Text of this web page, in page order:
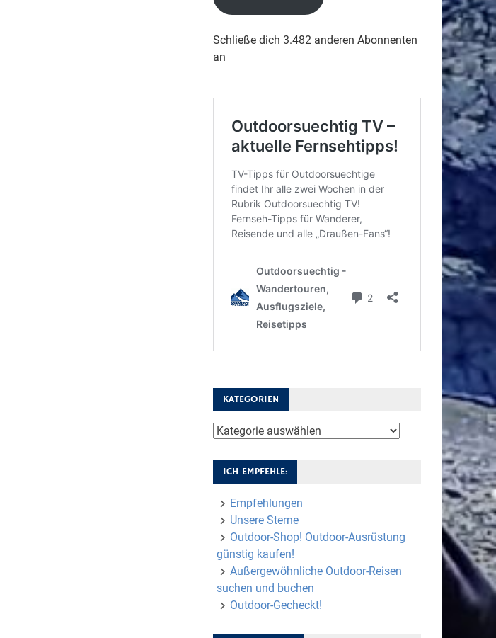
Schließe dich 3.482 anderen Abonnenten
an
KATEGORIEN
Kategorien
ICH EMPFEHLE:
Empfehlungen
Unsere Sterne
Outdoor-Shop! Outdoor-Ausrüstung
günstig kaufen!
Außergewöhnliche Outdoor-Reisen
suchen und buchen
Outdoor-Gecheckt!